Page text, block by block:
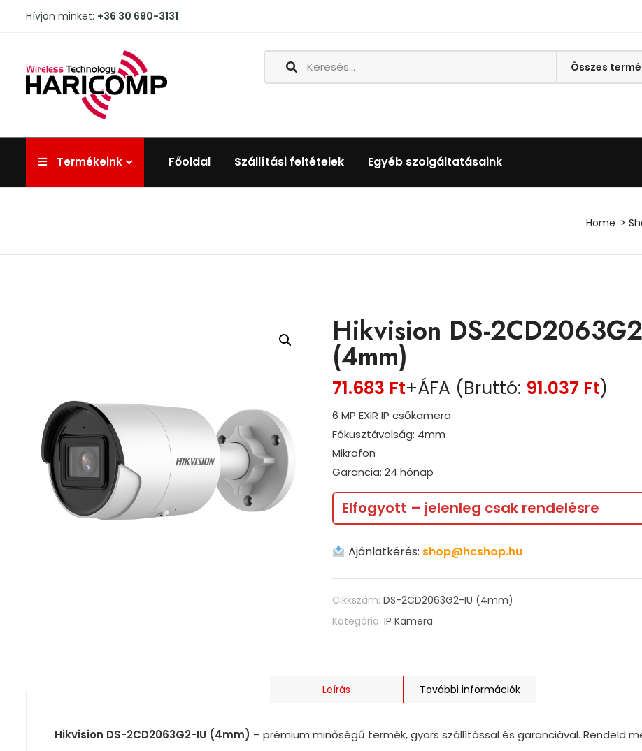
Hívjon minket: +36 30 690-3131
Termékeink Főoldal Szállítási feltételek Egyéb szolgáltatásaink
Home
Hikvision DS-
(4mm)
71.683 Ft+ÁFA (Bruttó: 91.037 Ft)
6 MP EXIR IP csőkamera
Fókusztávolság: 4mm
Mikrofon
Garancia: 24 hónap
Elfogyott – jelenleg csak rendelésre
Ajánlatkérés: shop@hcshop.hu
Cikkszám:DS-2CD2063G2-IU (4mm)
Kategória:IP Kamera
Leírás További információk
Hikvision DS-2CD2063G2-IU (4mm) – prémium minőségű termék, gyors szállítással és garanciával. Rendeld